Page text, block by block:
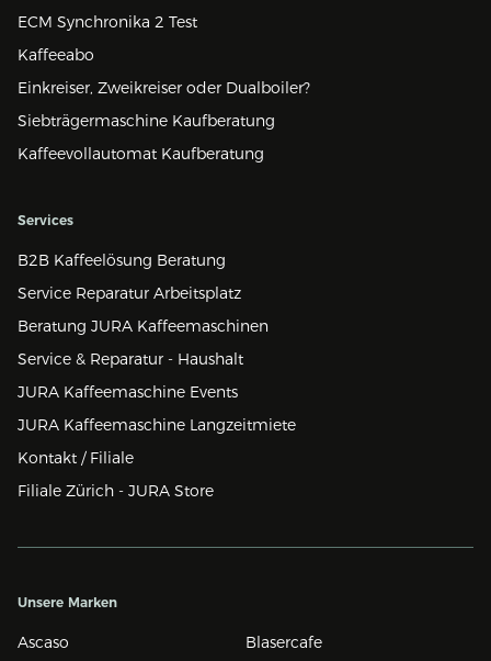
ECM Synchronika 2 Test
Kaffeeabo
Einkreiser, Zweikreiser oder Dualboiler?
Siebträgermaschine Kaufberatung
Kaffeevollautomat Kaufberatung
Services
B2B Kaffeelösung Beratung
Service Reparatur Arbeitsplatz
Beratung JURA Kaffeemaschinen
Service & Reparatur - Haushalt
JURA Kaffeemaschine Events
JURA Kaffeemaschine Langzeitmiete
Kontakt / Filiale
Filiale Zürich - JURA Store
Unsere Marken
Ascaso
Blasercafe